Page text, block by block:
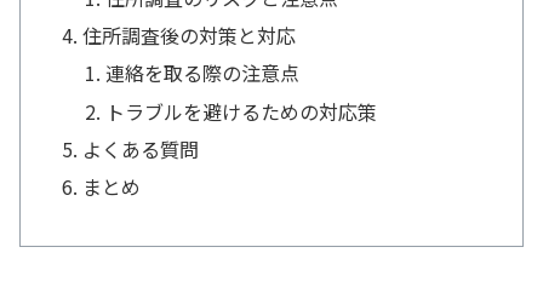
住所調査後の対策と対応
連絡を取る際の注意点
トラブルを避けるための対応策
よくある質問
まとめ